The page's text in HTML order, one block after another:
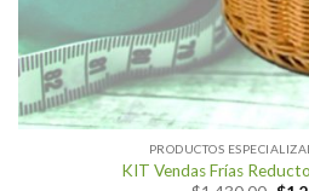
PRODUCTOS
KIT Vendas Frías